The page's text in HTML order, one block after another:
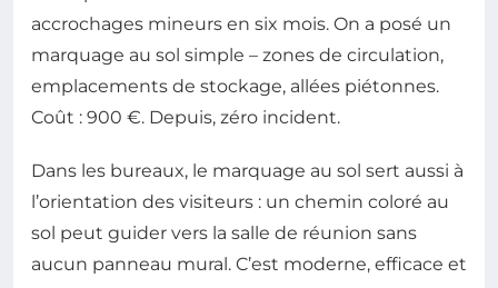
accrochages mineurs en six mois. On a posé un
marquage au sol simple – zones de circulation,
emplacements de stockage, allées piétonnes.
Coût : 900 €. Depuis, zéro incident.
Dans les bureaux, le marquage au sol sert aussi à
l’orientation des visiteurs : un chemin coloré au
sol peut guider vers la salle de réunion sans
aucun panneau mural. C’est moderne, efficace et